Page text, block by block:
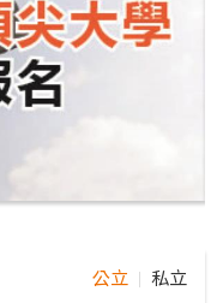
公立 私立